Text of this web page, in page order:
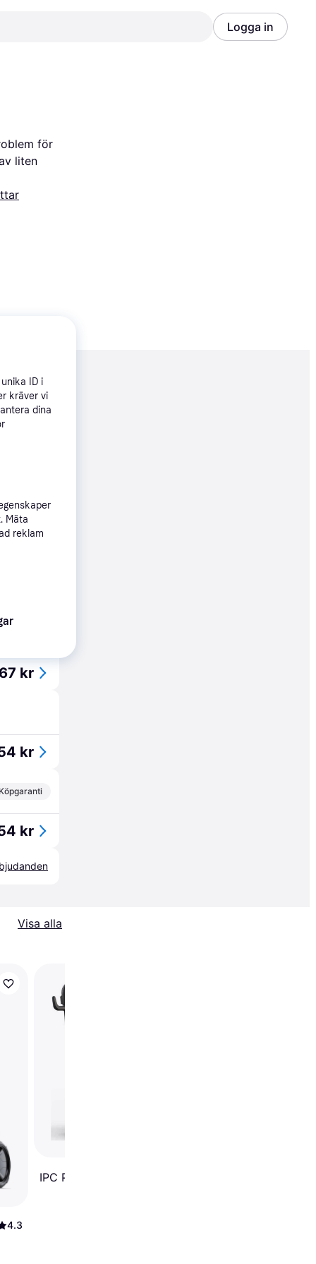
Logga in
för
liten
kr
kr
kr
kr
Köpgaranti
kr
Visa alla
4.3
IPC PW-C45D1813PT
ID i
kräver vi
dina
Mäta
reklam